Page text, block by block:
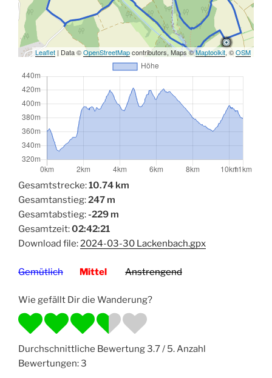
Leaflet | Data ©OpenStreetMapcontributors, Maps ©Maptoolkit, ©OSM
Gesamtstrecke:10.74 km
Gesamtanstieg:247 m
Gesamtabstieg:-229 m
Gesamtzeit:02:42:21
Download file:2024-03-30 Lackenbach.gpx
Gemütlich Mittel Anstrengend
Wie gefällt Dir die Wanderung?
Durchschnittliche Bewertung3.7/ 5. Anzahl
Bewertungen:3